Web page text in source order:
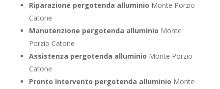
Riparazione pergotenda alluminio Monte Porzio
Catone
Manutenzione pergotenda alluminio Monte
Porzio Catone
Assistenza pergotenda alluminio Monte Porzio
Catone
Pronto Intervento pergotenda alluminio Monte